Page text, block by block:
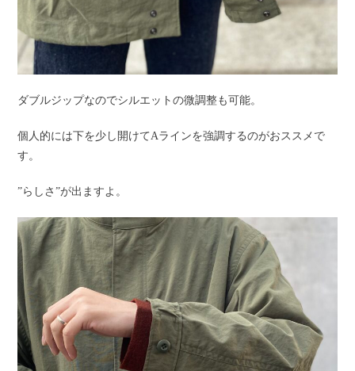
ダブルジップなのでシルエットの微調整も可能。
個人的には下を少し開けてAラインを強調するのがおススメで
す。
”らしさ”が出ますよ。